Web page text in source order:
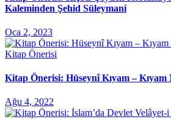
Kaleminden Şehid Süleymani
Oca 2, 2023
Kitap Önerisi
Kitap Önerisi: Hüseynî Kıyam – Kıyam
Ağu 4, 2022